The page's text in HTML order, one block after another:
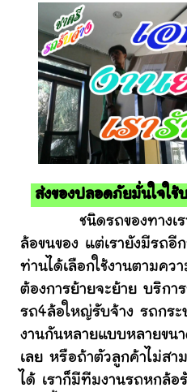
ส่งของปลอดภัยมั่นใจใ
ชนิดรถของทางเราก็
ล้อขนของ แต่เรายังมีรถอี
ท่านได้เลือกใช้งานตามคว
ต้องการย้ายจะย้าย บริการ
รถ4ล้อใหญ่รับจ้าง รถกระ
งานกันหลายแบบหลายขน
เลย หรือถ้าตัวลูกค้าไม่สา
ได้ เราก็มีทีมงานรถหกล้อรั